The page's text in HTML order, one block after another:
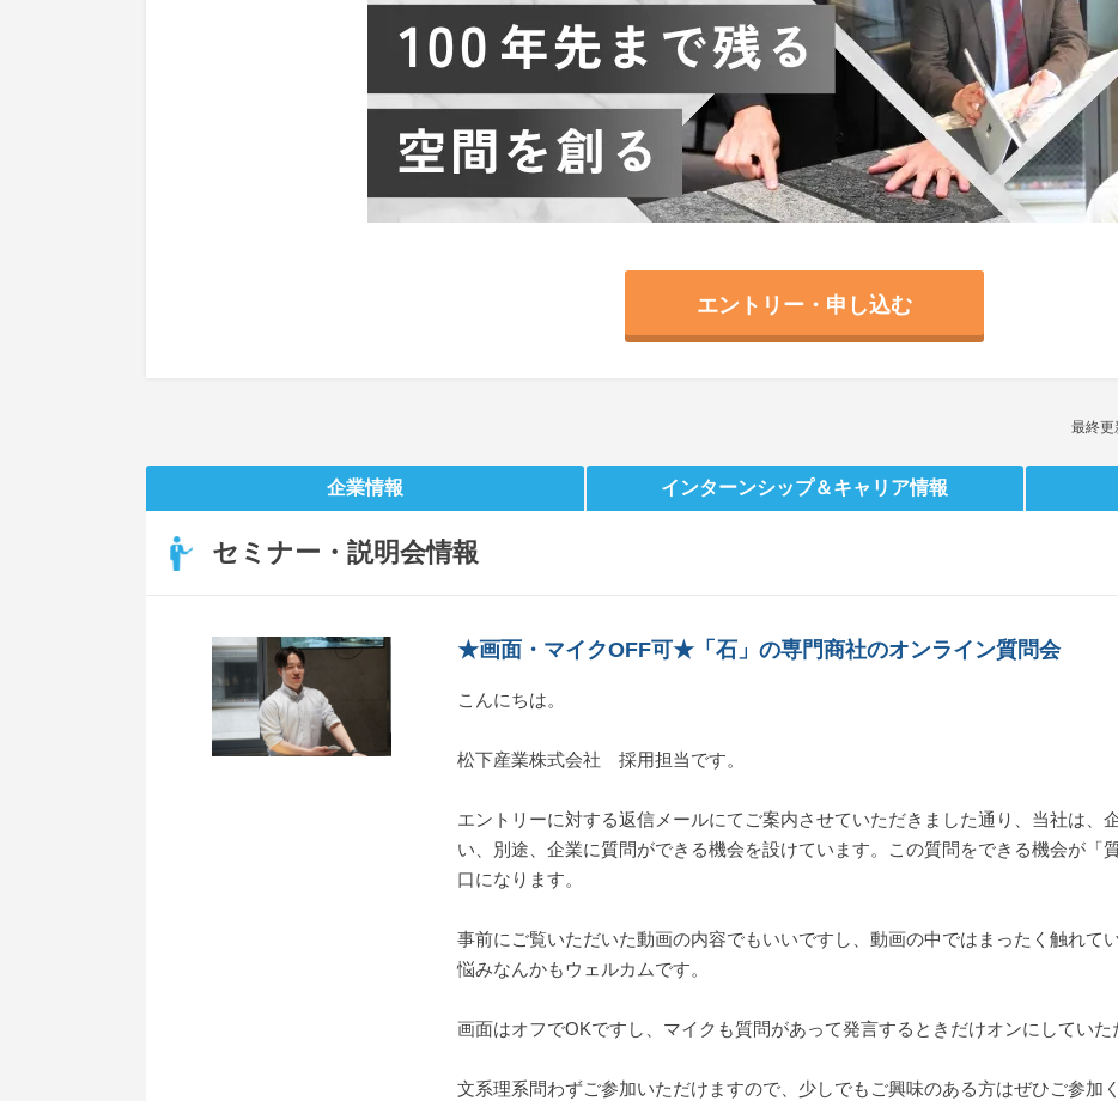
エントリー・申し込む
最終
企業情報 インターンシップ＆キャリア情報
セミナー・説明会情報
★画面・マイクOFF可★「石」の専門商社のオンライン質問会
こんにちは。
松下産業株式会社 採用担当です。
エントリーに対する返信メールにてご案内させていただきました通り、当社は、
い、別途、企業に質問ができる機会を設けています。この質問をできる機会が「
口になります。
事前にご覧いただいた動画の内容でもいいですし、動画の中ではまったく触れて
悩みなんかもウェルカムです。
画面はオフでOKですし、マイクも質問があって発言するときだけオンにしていた
文系理系問わずご参加いただけますので、少しでもご興味のある方はぜひご参加